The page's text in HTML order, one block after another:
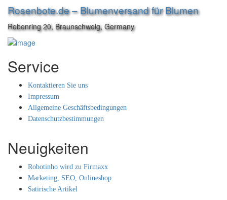
Rosenbote.de – Blumenversand für Blumen
Rebenring 20, Braunschweig, Germany
Service
Kontaktieren Sie uns
Impressum
Allgemeine Geschäftsbedingungen
Datenschutzbestimmungen
Neuigkeiten
Robotinho wird zu Firmaxx
Marketing, SEO, Onlineshop
Satirische Artikel